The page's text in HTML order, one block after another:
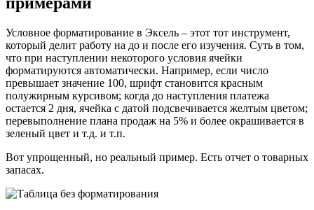
Условное форматирование в Эксель – этот тот инструмент,
который делит работу на до и после его изучения. Суть в том,
что при наступлении некоторого условия ячейки
форматируются автоматически. Например, если число
превышает значение 100, шрифт становится красным
полужирным курсивом; когда до наступления платежа
остается 2 дня, ячейка с датой подсвечивается желтым цветом;
перевыполнение плана продаж на 5% и более окрашивается в
зеленый цвет и т.д. и т.п.
Вот упрощенный, но реальный пример. Есть отчет о товарных
запасах.